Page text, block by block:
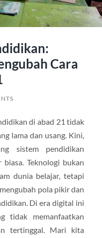
Cara
di abad 21 tidak
lama dan usang. Kini,
sistem pendidikan
Teknologi bukan
dunia belajar, tetapi
pola pikir dan
Di era digital ini
tidak memanfaatkan
tertinggal. Mari kita